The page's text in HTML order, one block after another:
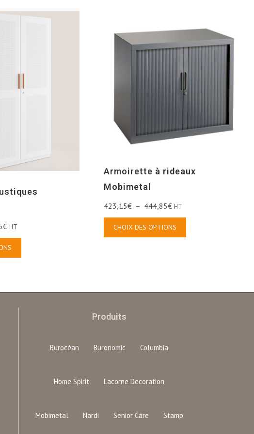
€ HT
Armoirette à rideaux
Mobimetal
423,15€ – 444,85€ HT
CHOIX DES OPTIONS
Produits
Burocéan Buronomic Columbia
Home Spirit Lacorne Decoration
Mobimetal Nardi Senior Care Stamp